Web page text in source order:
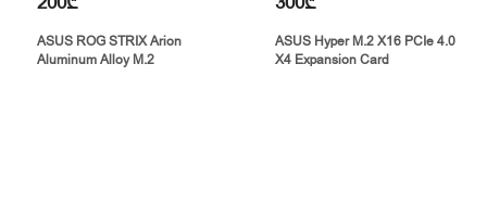
ASUS ROG STRIX Arion
Aluminum Alloy M.2
ASUS Hyper M.2 X16 PCIe 4.0
X4 Expansion Card